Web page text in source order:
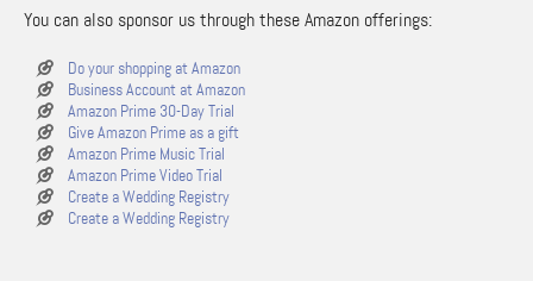
You can also sponsor us through these Amazon offerings:
Do your shopping at Amazon
Business Account at Amazon
Amazon Prime 30-Day Trial
Give Amazon Prime as a gift
Amazon Prime Music Trial
Amazon Prime Video Trial
Create a Wedding Registry
Create a Wedding Registry